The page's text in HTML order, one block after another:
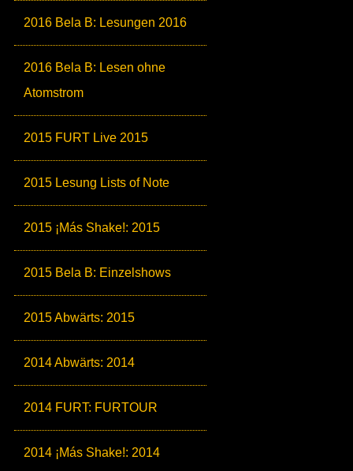
2016 Bela B: Lesungen 2016
2016 Bela B: Lesen ohne
Atomstrom
2015 FURT Live 2015
2015 Lesung Lists of Note
2015 ¡Más Shake!: 2015
2015 Bela B: Einzelshows
2015 Abwärts: 2015
2014 Abwärts: 2014
2014 FURT: FURTOUR
2014 ¡Más Shake!: 2014